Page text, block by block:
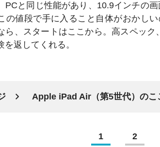
と同じ性能があり、10.9インチの
の値段で手に入ること自体がおかし
ら、スタートはここから。高スペック
を返してくれる。
Apple iPad Air（第5世代）のこ
1 2